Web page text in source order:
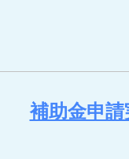
補助金申請